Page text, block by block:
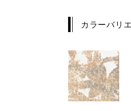
カラーバリ